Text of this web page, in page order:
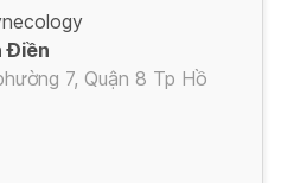
Điền
7, Quận 8 Tp Hồ